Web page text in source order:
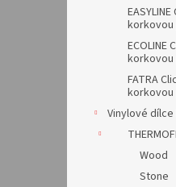
ECOLINE
FATRA
Vinylové
Wood
Stone